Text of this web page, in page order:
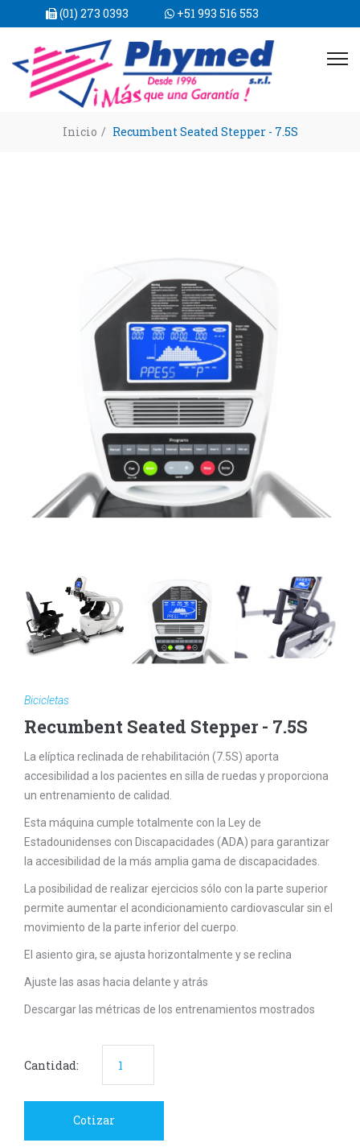
(01) 273 0393 +51 993 516 553
Inicio / Recumbent Seated Stepper - 7.5S
Bicicletas
Recumbent Seated Stepper - 7.5S
La elíptica reclinada de rehabilitación (7.5S) aporta
accesibilidad a los pacientes en silla de ruedas y proporciona
un entrenamiento de calidad.
Esta máquina cumple totalmente con la Ley de
Estadounidenses con Discapacidades (ADA) para garantizar
la accesibilidad de la más amplia gama de discapacidades.
La posibilidad de realizar ejercicios sólo con la parte superior
permite aumentar el acondicionamiento cardiovascular sin el
movimiento de la parte inferior del cuerpo.
El asiento gira, se ajusta horizontalmente y se reclina
Ajuste las asas hacia delante y atrás
Descargar las métricas de los entrenamientos mostrados
Cantidad:
Cotizar